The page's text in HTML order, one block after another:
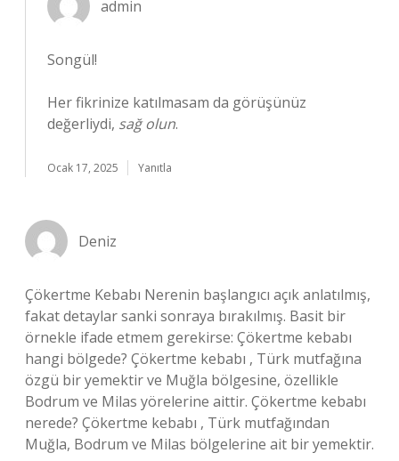
admin
Songül!
Her fikrinize katılmasam da görüşünüz
değerliydi, sağ olun.
Ocak 17, 2025 Yanıtla
Deniz
Çökertme Kebabı Nerenin başlangıcı açık anlatılmış,
fakat detaylar sanki sonraya bırakılmış. Basit bir
örnekle ifade etmem gerekirse: Çökertme kebabı
hangi bölgede? Çökertme kebabı , Türk mutfağına
özgü bir yemektir ve Muğla bölgesine, özellikle
Bodrum ve Milas yörelerine aittir. Çökertme kebabı
nerede? Çökertme kebabı , Türk mutfağından
Muğla, Bodrum ve Milas bölgelerine ait bir yemektir.